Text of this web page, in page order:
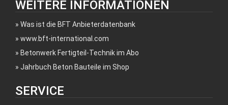
WEITERE INFORMATIONEN
Was ist die BFT Anbieterdatenbank
www.bft-international.com
Betonwerk Fertigteil-Technik im Abo
Jahrbuch Beton Bauteile im Shop
SERVICE